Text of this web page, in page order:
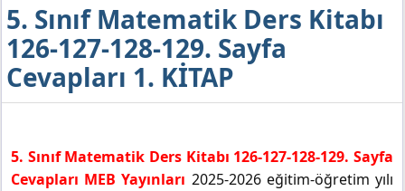
5. Sınıf Matematik Ders Kitabı
126-127-128-129. Sayfa
Cevapları 1. KİTAP
5. Sınıf Matematik Ders Kitabı 126-127-128-129. Sayfa
Cevapları MEB Yayınları 2025-2026 eğitim-öğretim yılı